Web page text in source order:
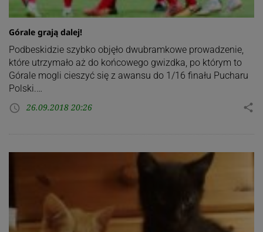
Górale grają dalej!
Podbeskidzie szybko objęło dwubramkowe prowadzenie,
które utrzymało aż do końcowego gwizdka, po którym to
Górale mogli cieszyć się z awansu do 1/16 finału Pucharu
Polski.…
access_time 26.09.2018 20:26 share